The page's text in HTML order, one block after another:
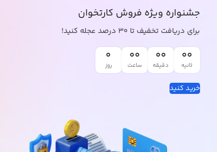
جشنواره ویژه فروش کارتخوان
برای دریافت تخفیف تا 30 درصد عجله کنید!
0
روز
00
ساعت
00
دقیقه
00
ثانیه
خرید کنید